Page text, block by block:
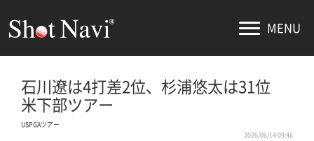
MENU
石川遼は4打差2位、杉浦悠太は31位
米下部ツアー
USPGAツアー
2026/06/14 09:46